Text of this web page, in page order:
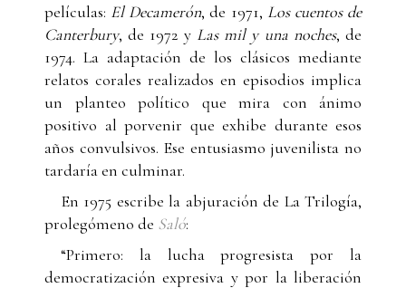
películas: El Decamerón, de 1971, Los cuentos de
Canterbury, de 1972 y Las mil y una noches, de
1974. La adaptación de los clásicos mediante
relatos corales realizados en episodios implica
un planteo político que mira con ánimo
positivo al porvenir que exhibe durante esos
años convulsivos. Ese entusiasmo juvenilista no
tardaría en culminar.
En 1975 escribe la abjuración de La Trilogía,
prolegómeno de Saló:
“Primero: la lucha progresista por la
democratización expresiva y por la liberación